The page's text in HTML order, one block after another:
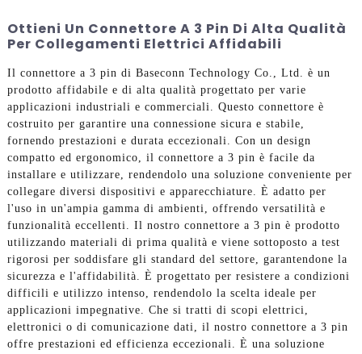
Ottieni Un Connettore A 3 Pin Di Alta Qualità
Per Collegamenti Elettrici Affidabili
Il connettore a 3 pin di Baseconn Technology Co., Ltd. è un
prodotto affidabile e di alta qualità progettato per varie
applicazioni industriali e commerciali. Questo connettore è
costruito per garantire una connessione sicura e stabile,
fornendo prestazioni e durata eccezionali. Con un design
compatto ed ergonomico, il connettore a 3 pin è facile da
installare e utilizzare, rendendolo una soluzione conveniente per
collegare diversi dispositivi e apparecchiature. È adatto per
l'uso in un'ampia gamma di ambienti, offrendo versatilità e
funzionalità eccellenti. Il nostro connettore a 3 pin è prodotto
utilizzando materiali di prima qualità e viene sottoposto a test
rigorosi per soddisfare gli standard del settore, garantendone la
sicurezza e l'affidabilità. È progettato per resistere a condizioni
difficili e utilizzo intenso, rendendolo la scelta ideale per
applicazioni impegnative. Che si tratti di scopi elettrici,
elettronici o di comunicazione dati, il nostro connettore a 3 pin
offre prestazioni ed efficienza eccezionali. È una soluzione